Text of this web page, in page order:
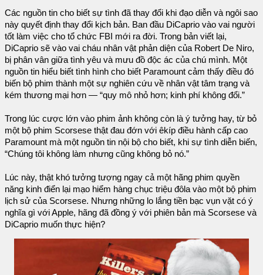
Các nguồn tin cho biết sự tình đã thay đổi khi đạo diễn và ngôi sao
này quyết định thay đổi kịch bản. Ban đầu DiCaprio vào vai người
tốt làm việc cho tổ chức FBI mới ra đời. Trong bản viết lại,
DiCaprio sẽ vào vai cháu nhân vật phản diện của Robert De Niro,
bị phân vân giữa tình yêu và mưu đồ độc ác của chú mình. Một
nguồn tin hiểu biết tình hình cho biết Paramount cảm thấy điều đó
biến bộ phim thành một sự nghiên cứu về nhân vật tâm trạng và
kém thương mại hơn — “quy mô nhỏ hơn; kinh phí không đổi.”
Trong lúc cược lớn vào phim ảnh không còn là ý tưởng hay, từ bỏ
một bộ phim Scorsese thật đau đớn với êkíp điều hành cấp cao
Paramount mà một nguồn tin nội bộ cho biết, khi sự tình diễn biến,
“Chúng tôi không làm nhưng cũng không bỏ nó.”
Lúc này, thật khó tưởng tượng ngay cả một hãng phim quyền
năng kinh điển lại mạo hiểm hàng chục triệu đôla vào một bộ phim
lịch sử của Scorsese. Nhưng những lo lắng tiền bạc vụn vặt có ý
nghĩa gì với Apple, hãng đã đồng ý với phiên bản mà Scorsese và
DiCaprio muốn thực hiện?